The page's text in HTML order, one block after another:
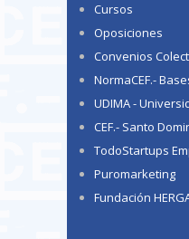
Cursos
Oposiciones
Convenios
NormaCEF.-
UDIMA -
CEF.- Santo
TodoStartups
Puromarketing
Fundación